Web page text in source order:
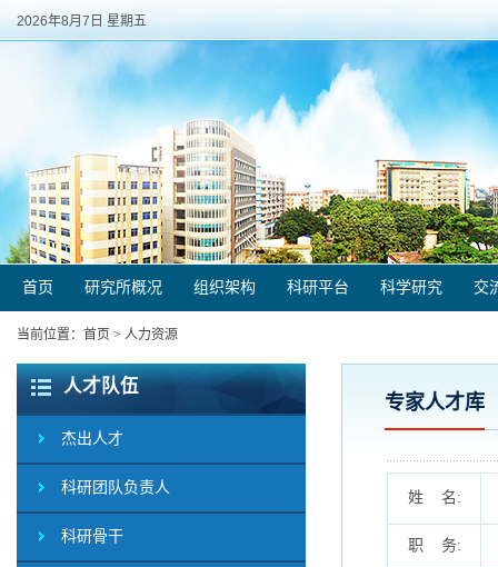
2026年8月7日 星期五
首页 研究所概况 组织架构 科研平台 科学研究 交
当前位置： 首页 > 人力资源
人才队伍
杰出人才
科研团队负责人
科研骨干
专家人才库
姓 名:
职 务: